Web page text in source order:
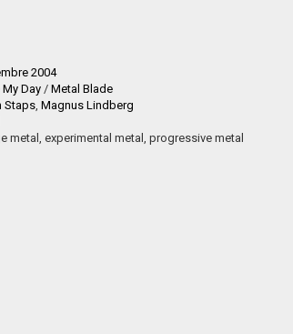
2004
Day/Metal Blade
Staps,Magnus Lindberg
metal, experimental metal, progressive metal